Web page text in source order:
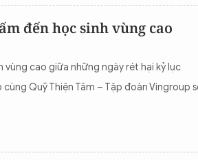
đến học sinh vùng cao
vùng cao giữa những ngày rét hại kỷ lục
Quỹ Thiện Tâm – Tập đoàn Vingroup